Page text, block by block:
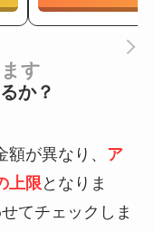
す
か？
が異なり、 ア
上限となりま
てチェックしま